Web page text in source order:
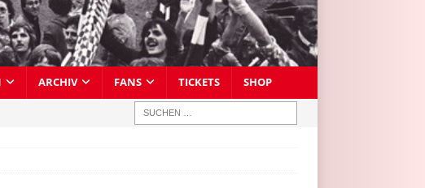
ARCHIV FANS TICKETS SHOP